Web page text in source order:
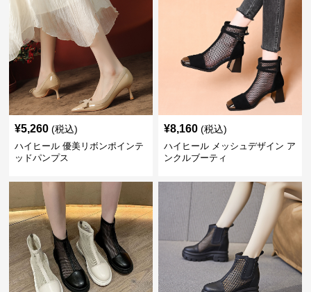
¥5,260 (税込)
ハイヒール 優美リボンポインテ
ッドパンプス
¥8,160 (税込)
ハイヒール メッシュデザイン ア
ンクルブーティ